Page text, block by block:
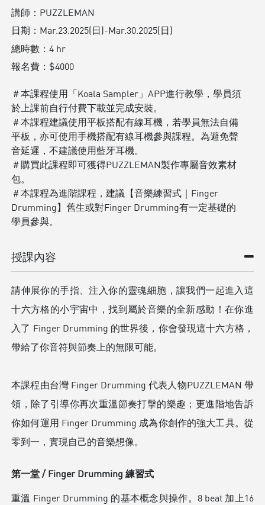
講師： PUZZLEMAN
日期： Mar.23.2025(日)-Mar.30.2025(日)
總時數：4 hr
報名費： $4000
＃本課程使用「Koala Sampler」APP進行教學，學員須
於上課前自行付費下載並完成安裝。
＃本課程建議使用平板搭配有線耳機，若學員無法自備
平板，亦可使用手機搭配有線耳機參與課程。為避免聲
音延遲，不建議使用藍牙耳機。
＃購買此課程即可獲得PUZZLEMAN製作專屬音效素材
包。
＃本課程為進階課程，建議【音樂練習式｜Finger
Drumming】舊生或對Finger Drumming有一定基礎的
學員參與。
授課內容
請伸展你的手指、注入你的靈魂細胞，讓我們一起進入這
十六方格的小宇宙中，找到屬於音樂的全新感動！在你進
入了 Finger Drumming 的世界後，你會發現這十六方格，
帶給了你音符與節奏上的無限可能。
本課程由台灣 Finger Drumming 代表人物PUZZLEMAN 帶
領，除了引導你再次重溫節奏打擊的樂趣；更進階地告訴
你如何運用 Finger Drumming 成為你創作的強大工具。從
零到一，實現自己的音樂想像。
第一堂 / Finger Drumming 練習式
重溫 Finger Drumming 的基本概念與操作。8 beat 加上16